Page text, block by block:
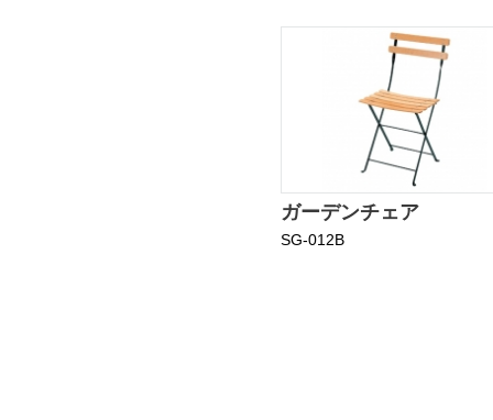
ガーデンチェア
SG-012B